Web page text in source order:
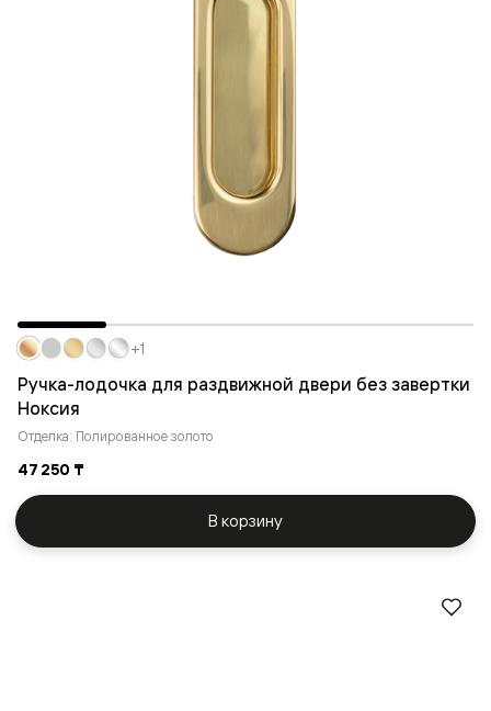
Ручка-лодочка для раздвижной двери без завертки
Ноксия
Отделка: Полированное золото
47 250 ₸
+1
В корзину